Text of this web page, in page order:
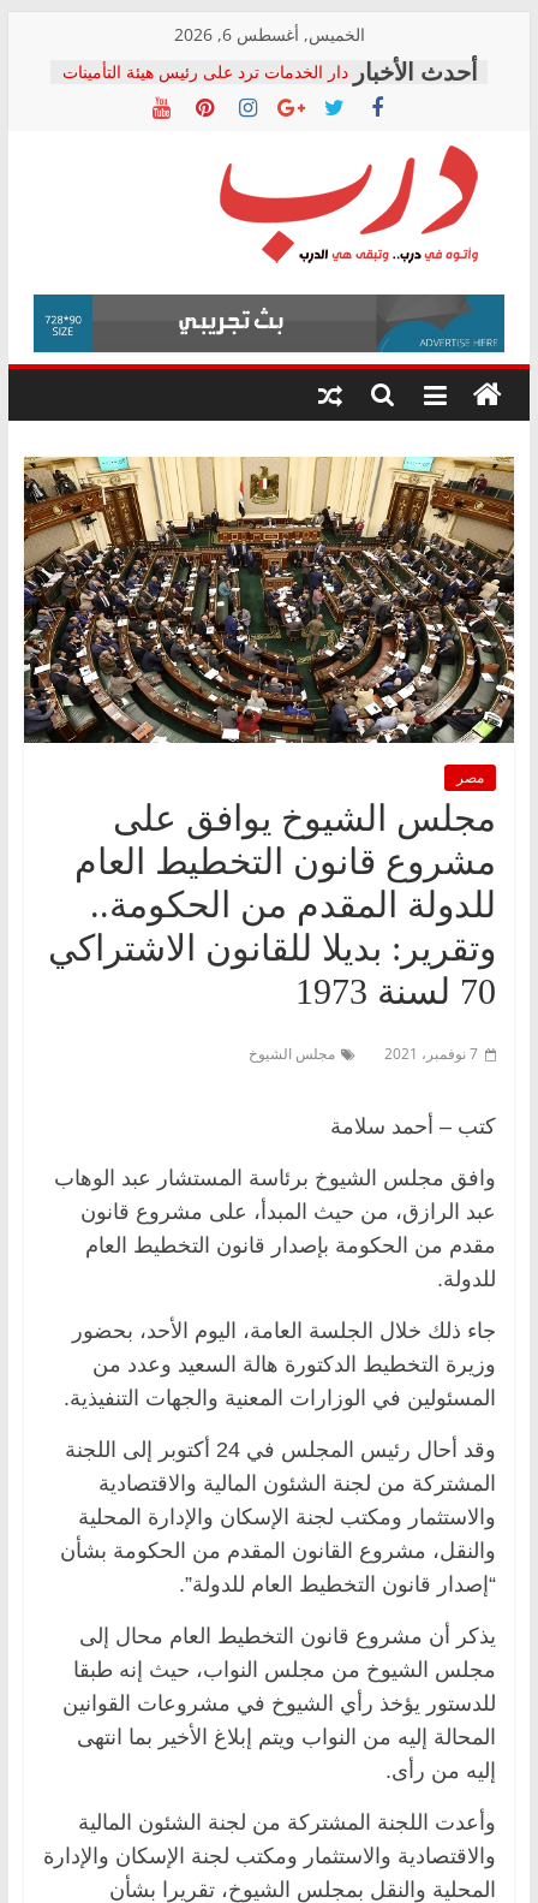
content
الخميس, أغسطس 6, 2026
دار الخدمات ترد على رئيس هيئة التأمينات
بعد مؤتمره الصحفي: إنكار الأزمة لا ينهي
معاناة أصحاب المعاشات.. ونطالب بكشف
فرحات سليمان يكتب: القطاع الصحي إلى
أين؟
حزب التحالف الشعبي يطلق لجنة “الحق
في الصحة” بالإسكندرية لرصد الانتهاكات
ودعم المرضى
الوزاري لمدينة الصحفيين.. وانتهاء أعمال
إنشاء المبنى الإداري
المجلس القومي لحقوق الإنسان يعلن
متابعة قضية الدكتور محمد زهران.. ويؤكد:
قرينة البراءة وضمانات المحاكمة العادلة
درب
وأتوه
درب..
وتبقى
هي
مصر
مجلس الشيوخ يوافق على
مشروع قانون التخطيط العام
للدولة المقدم من الحكومة..
وتقرير: بديلا للقانون الاشتراكي
70 لسنة 1973
7 نوفمبر، 2021 مجلس الشيوخ
كتب – أحمد سلامة
وافق مجلس الشيوخ برئاسة المستشار عبد الوهاب
عبد الرازق، من حيث المبدأ، على مشروع قانون
مقدم من الحكومة بإصدار قانون التخطيط العام
للدولة.
جاء ذلك خلال الجلسة العامة، اليوم الأحد، بحضور
وزيرة التخطيط الدكتورة هالة السعيد وعدد من
المسئولين في الوزارات المعنية والجهات التنفيذية.
وقد أحال رئيس المجلس في 24 أكتوبر إلى اللجنة
المشتركة من لجنة الشئون المالية والاقتصادية
والاستثمار ومكتب لجنة الإسكان والإدارة المحلية
والنقل، مشروع القانون المقدم من الحكومة بشأن
“إصدار قانون التخطيط العام للدولة”.
يذكر أن مشروع قانون التخطيط العام محال إلى
مجلس الشيوخ من مجلس النواب، حيث إنه طبقا
للدستور يؤخذ رأي الشيوخ في مشروعات القوانين
المحالة إليه من النواب ويتم إبلاغ الأخير بما انتهى
إليه من رأى.
وأعدت اللجنة المشتركة من لجنة الشئون المالية
والاقتصادية والاستثمار ومكتب لجنة الإسكان والإدارة
المحلية والنقل بمجلس الشيوخ، تقريرا بشأن